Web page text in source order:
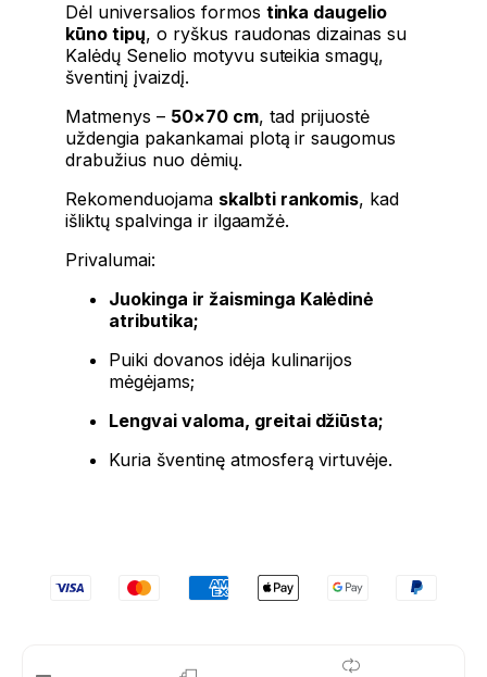
Dėl universalios formos tinka daugelio
kūno tipų, o ryškus raudonas dizainas su
Kalėdų Senelio motyvu suteikia smagų,
šventinį įvaizdį.
Matmenys – 50×70 cm, tad prijuostė
uždengia pakankamai plotą ir saugomus
drabužius nuo dėmių.
Rekomenduojama skalbti rankomis, kad
išliktų spalvinga ir ilgaamžė.
Privalumai:
Juokinga ir žaisminga Kalėdinė
atributika;
Puiki dovanos idėja kulinarijos
mėgėjams;
Lengvai valoma, greitai džiūsta;
Kuria šventinę atmosferą virtuvėje.